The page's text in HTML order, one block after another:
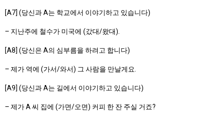
[A7] (당신과 A는 학교에서 이야기하고 있습니다)
– 지난주에 철수가 미국에 (갔대/왔대).
[A8] (당신은 A의 심부름을 하려고 합니다)
– 제가 역에 (가서/와서) 그 사람을 만날게요.
[A9] (당신과 A는 길에서 이야기하고 있습니다)
– 제가 A 씨 집에 (가면/오면) 커피 한 잔 주실 거죠?